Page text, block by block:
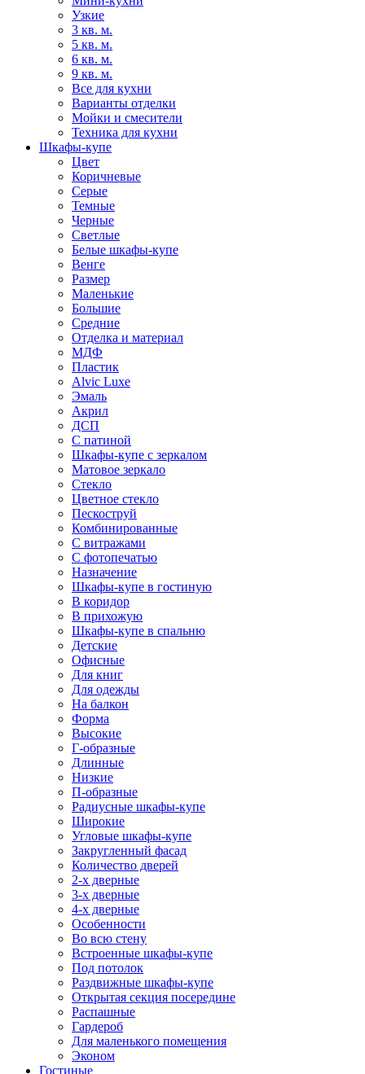
Узкие
3 кв. м.
5 кв. м.
6 кв. м.
9 кв. м.
Все для кухни
Варианты отделки
Мойки и смесители
Техника для кухни
Шкафы-купе
Цвет
Коричневые
Серые
Темные
Черные
Светлые
Белые шкафы-купе
Венге
Размер
Маленькие
Большие
Средние
Отделка и материал
МДФ
Пластик
Alvic Luxe
Эмаль
Акрил
ДСП
С патиной
Шкафы-купе с зеркалом
Матовое зеркало
Стекло
Цветное стекло
Пескоструй
Комбинированные
С витражами
С фотопечатью
Назначение
Шкафы-купе в гостиную
В коридор
В прихожую
Шкафы-купе в спальню
Детские
Офисные
Для книг
Для одежды
На балкон
Форма
Высокие
Г-образные
Длинные
Низкие
П-образные
Радиусные шкафы-купе
Широкие
Угловые шкафы-купе
Закругленный фасад
Количество дверей
2-х дверные
3-х дверные
4-х дверные
Особенности
Во всю стену
Встроенные шкафы-купе
Под потолок
Раздвижные шкафы-купе
Открытая секция посередине
Распашные
Гардероб
Для маленького помещения
Эконом
Гостиные